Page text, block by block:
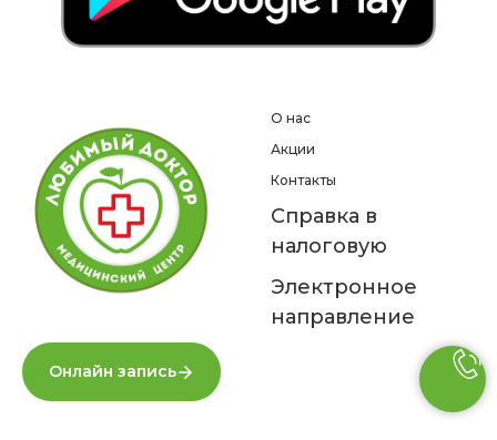
О нас
Акции
Контакты
Справка в
налоговую
Электронное
направление